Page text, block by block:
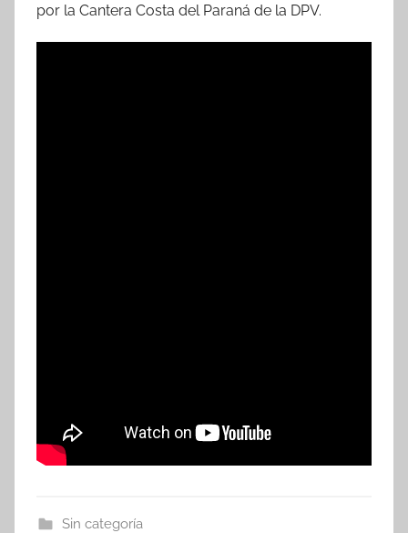
por la Cantera Costa del Paraná de la DPV.
Sin categoría